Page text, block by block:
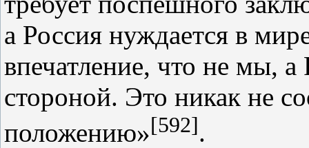
а Россия нуждается в
впечатление, что не мы,
стороной. Это никак не
положению»[592].